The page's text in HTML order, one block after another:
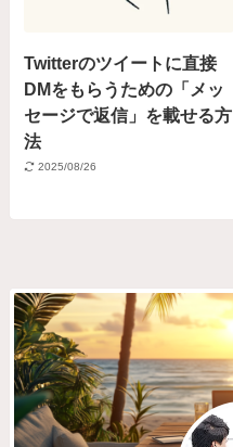
Twitterのツイートに直接
DMをもらうための「メッ
セージで返信」を載せる方
法
2025/08/26